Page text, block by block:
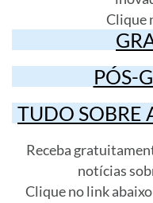
Clique
PÓS-
TUDO SOBRE
Receba
notícias
Clique no link